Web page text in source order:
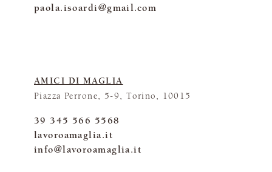
paola.isoardi@gmail.com
AMICI DI MAGLIA
Piazza Perrone, 5-9, Torino, 10015
39 345 566 5568
lavoroamaglia.it
info@lavoroamaglia.it